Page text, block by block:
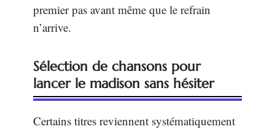
premier pas avant même que le refrain
n’arrive.
Sélection de chansons pour
lancer le madison sans hésiter
Certains titres reviennent systématiquement